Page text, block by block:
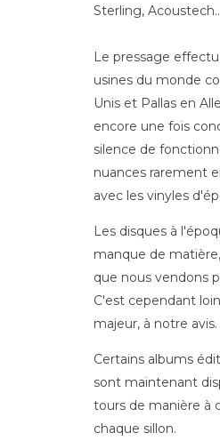
Sterling,
Le pressage
usines du monde
Unis et Pallas en
encore une fois
silence de
nuances rarement
avec les vinyles
Les disques à
manque de
que nous vendons
C'est cependant
majeur, à notre avis.
Certains albums
sont maintenant
tours de manière à
chaque sillon.